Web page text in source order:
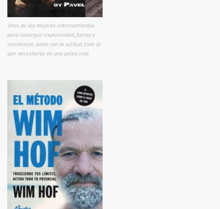
Unos de los mejores entrenamientos
para conseguir explosividad, fuerza y
resistencia. Junto con la actitud, todo lo
que necesitarás en una pelea real.